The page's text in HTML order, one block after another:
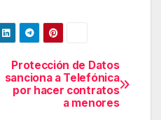
Protección de Datos
sanciona a Telefónica
por hacer contratos
a menores